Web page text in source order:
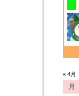
« 4月
月